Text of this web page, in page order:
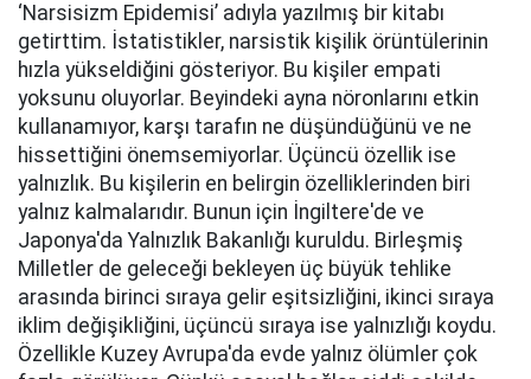
‘Narsisizm Epidemisi’ adıyla yazılmış bir kitabı
getirttim. İstatistikler, narsistik kişilik örüntülerinin
hızla yükseldiğini gösteriyor. Bu kişiler empati
yoksunu oluyorlar. Beyindeki ayna nöronlarını etkin
kullanamıyor, karşı tarafın ne düşündüğünü ve ne
hissettiğini önemsemiyorlar. Üçüncü özellik ise
yalnızlık. Bu kişilerin en belirgin özelliklerinden biri
yalnız kalmalarıdır. Bunun için İngiltere'de ve
Japonya'da Yalnızlık Bakanlığı kuruldu. Birleşmiş
Milletler de geleceği bekleyen üç büyük tehlike
arasında birinci sıraya gelir eşitsizliğini, ikinci sıraya
iklim değişikliğini, üçüncü sıraya ise yalnızlığı koydu.
Özellikle Kuzey Avrupa'da evde yalnız ölümler çok